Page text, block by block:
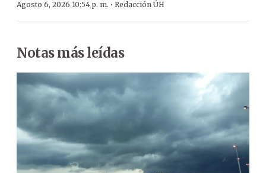
Agosto 6, 2026 10:54 p. m. · Redacción ÚH
Notas más leídas